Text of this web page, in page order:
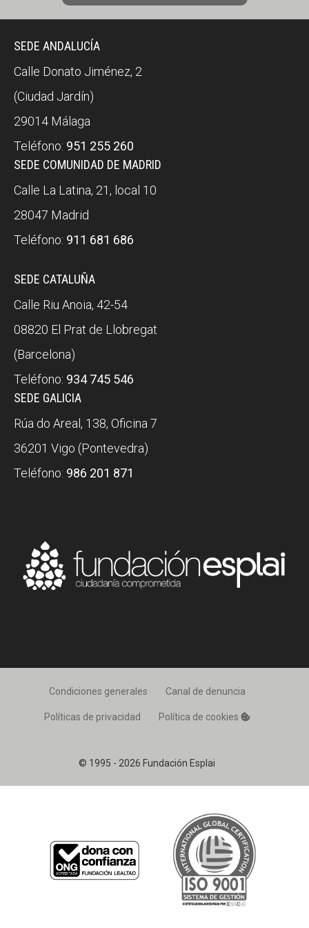
SEDE ANDALUCÍA
Calle Donato Jiménez, 2
(Ciudad Jardín)
29014 Málaga
Teléfono: 951 255 260
SEDE COMUNIDAD DE MADRID
Calle La Latina, 21, local 10
28047 Madrid
Teléfono: 911 681 686
SEDE CATALUÑA
Calle Riu Anoia, 42-54
08820 El Prat de Llobregat
(Barcelona)
Teléfono: 934 745 546
SEDE GALICIA
Rúa do Areal, 138, Oficina 7
36201 Vigo (Pontevedra)
Teléfono: 986 201 871
© 1995 - 2026 Fundación Esplai
Condiciones generales Canal de denuncia
Políticas de privacidad Política de cookies